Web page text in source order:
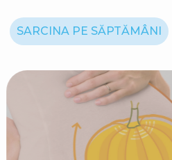
SARCINA PE SĂPTĂMÂNI